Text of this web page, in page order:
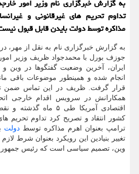
به گزارش خبرگزاری نام وزیر امور
تداوم تحریم های غیرقانونی و
مذاکره توسط دولت بایدن قابل قبول
به گزارش خبرگزاری نام به نقل از مهر،
جوزف بورل با محمدجواد ظریف وزیر
ایران، آخرین وضعیت گفتگوها در وین
انجام شده و همینطور موضوعات باقی
قرار گرفت. ظریف در این تماس ضمن
همکارانش در سرویس اقدام خارجی
اقتصادی آمریکا طی ۵
کشور انتقاد و تصریح کرد تداوم تحریم
ترامپ بعنوان اهرم مذاکره توسط دولت
تغییر بنیادین این رویکرد بعنوان شرط
وین، تصمیم سیاسی است که رئیس جمهور